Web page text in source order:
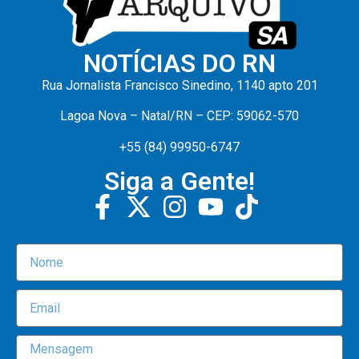
NOTÍCIAS DO RN
Rua Jornalista Francisco Sinedino, 1140 apto 201
Lagoa Nova – Natal/RN – CEP: 59062-570
+55 (84) 99950-6747
Siga a Gente!